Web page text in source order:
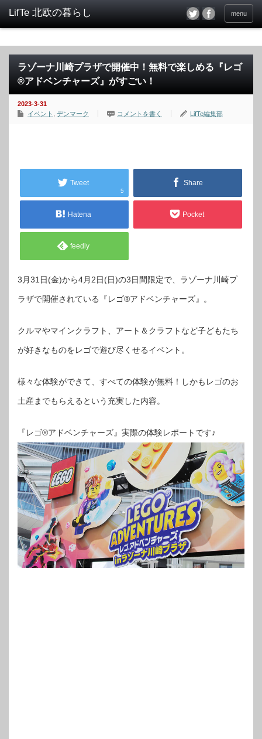
menu
ラゾーナ川崎プラザで開催中！無料で楽しめる『レゴ
®アドベンチャーズ』がすごい！
2023-3-31
イベント
デンマーク コメントを書く LifTe編集部
Tweet
5
Share
Hatena Pocket
feedly
3月31日(金)から4月2日(日)の3日間限定で、ラゾーナ川崎プ
ラザで開催されている『レゴ®アドベンチャーズ』。
クルマやマインクラフト、アート＆クラフトなど子どもたち
が好きなものをレゴで遊び尽くせるイベント。
様々な体験ができて、すべての体験が無料！しかもレゴのお
土産までもらえるという充実した内容。
『レゴ®アドベンチャーズ』実際の体験レポートです♪